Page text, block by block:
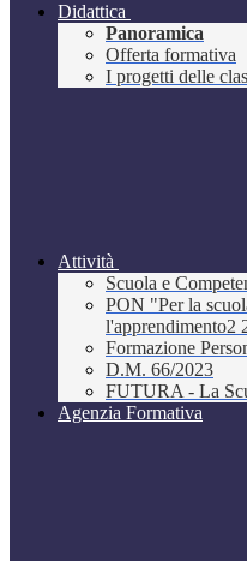
Didattica
Panoramica
Offerta formativa
I progetti delle
Attività
Scuola e
PON "Per la
l'apprendimento2
Formazione
D.M. 66/2023
FUTURA - La
Agenzia Formativa